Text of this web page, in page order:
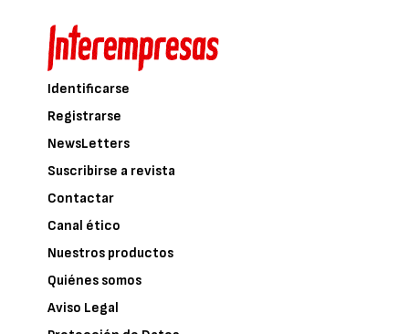
Identificarse
Registrarse
NewsLetters
Suscribirse a revista
Contactar
Canal ético
Nuestros productos
Quiénes somos
Aviso Legal